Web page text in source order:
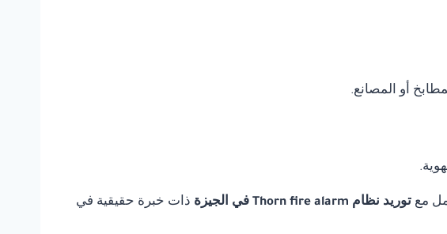
أو المصانع.
مع توريد نظام Thorn fire alarm في الجيزة
ذات خبرة حقيقية في